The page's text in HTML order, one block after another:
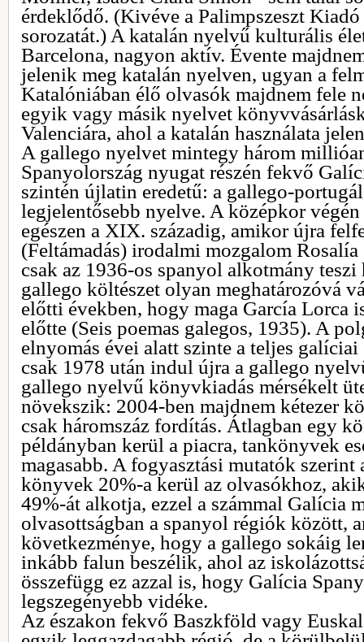
érdeklődő. (Kivéve a Palimpszeszt
sorozatát.) A katalán nyelvű kulturális
Barcelona, nagyon aktív. Évente
jelenik meg katalán nyelven, ugyan a
Katalóniában élő olvasók majdnem fele
egyik vagy másik nyelvet
Valenciára, ahol a katalán használata
A gallego nyelvet mintegy három
Spanyolország nyugat részén fekvő
szintén újlatin eredetű: a gallego-
legjelentősebb nyelve. A középkor
egészen a XIX. századig, amikor újra
(Feltámadás) irodalmi mozgalom Rosalía
csak az 1936-os spanyol alkotmány
gallego költészet olyan meghatározóvá
előtti években, hogy maga García Lorca
előtte (Seis poemas galegos, 1935). A
elnyomás évei alatt szinte a teljes
csak 1978 után indul újra a gallego
gallego nyelvű könyvkiadás mérsékelt
növekszik: 2004-ben majdnem kétezer
csak háromszáz fordítás. Átlagban egy
példányban kerül a piacra, tankönyvek
magasabb. A fogyasztási mutatók szerint
könyvek 20%-a kerül az olvasókhoz,
49%-át alkotja, ezzel a számmal Galícia
olvasottságban a spanyol régiók között,
következménye, hogy a gallego sokáig
inkább falun beszélik, ahol az
összefügg ez azzal is, hogy Galícia
legszegényebb vidéke.
Az északon fekvő Baszkföld vagy